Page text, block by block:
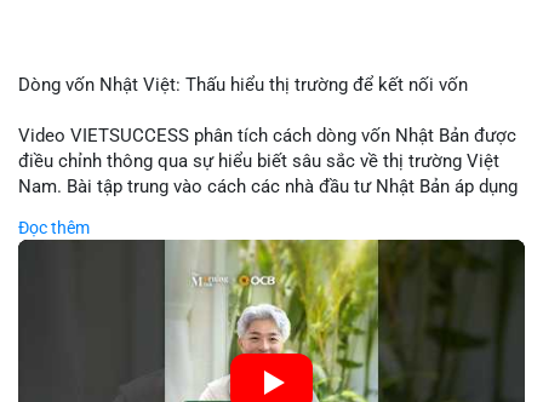
Dòng vốn Nhật Việt: Thấu hiểu thị trường để kết nối vốn
Video VIETSUCCESS phân tích cách dòng vốn Nhật Bản được
điều chỉnh thông qua sự hiểu biết sâu sắc về thị trường Việt
Nam. Bài tập trung vào cách các nhà đầu tư Nhật Bản áp dụng
đầu tư trực tiếp vào doanh nghiệp đến việc giao dịch tài chính.
Kết nối này không chỉ tạo cơ hội tăng trưởng cho Việt Nam mà
còn tạo ra động lực cho thị trường crypto địa phương khi các
nhà đầu tư đa quốc gia tìm kiếm cơ hội đa dạng. Các yếu tố
như chính sách tài chính Việt Nam, xu hướng đầu tư ESG, và
ổn định thị trường sẽ ảnh hưởng trực tiếp đến lưu lượng vốn
nhập khẩu từ Nhật Bản. Bài cũng nhấn mạnh vai trò của thông
Đọc thêm